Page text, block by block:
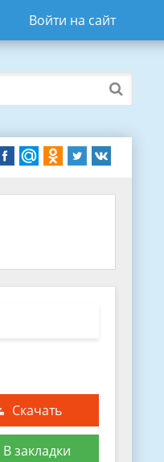
Войти на сайт
Скачать
В закладки